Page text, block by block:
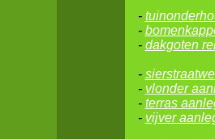
-
-
- dakgoten
-
- vlonder
- terras
- vijver